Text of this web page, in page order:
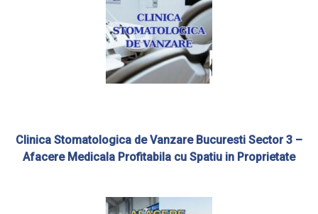
Clinica Stomatologica de Vanzare Bucuresti Sector 3 –
Afacere Medicala Profitabila cu Spatiu in Proprietate